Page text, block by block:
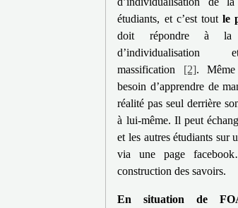
étudiants, et c’est toutle
doit répondre à
massification [2]. Même
besoin d’apprendre de
réalité pas seul derrière
à lui-même. Il peut
et les autres étudiants sur
via une page
construction des savoirs.
En situation de